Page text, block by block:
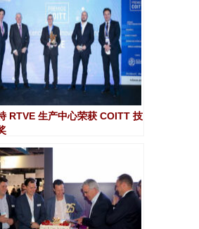
RTVE 生产中心荣获 COITT 技